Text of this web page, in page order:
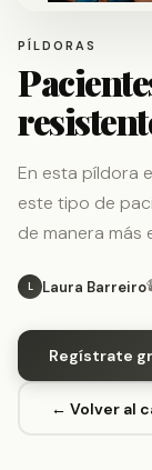
PÍLDORAS
En esta píldora
este tipo de
de manera más
L Laura Barreiro
Regístrate
← Volver al